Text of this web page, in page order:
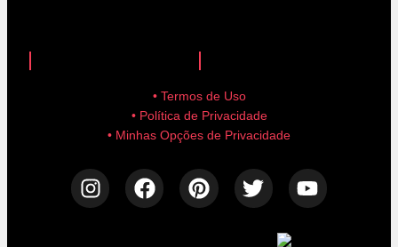
• Termos de Uso
• Política de Privacidade
• Minhas Opções de Privacidade